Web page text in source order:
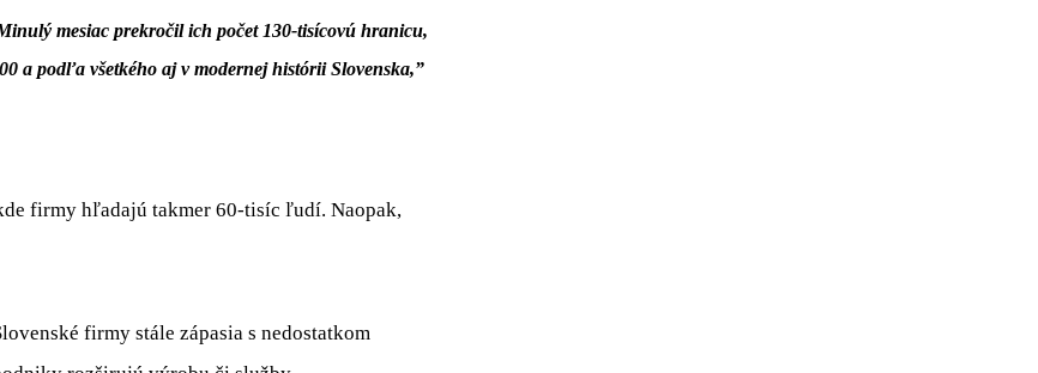
mesiac prekročil ich počet 130-tisícovú hranicu,
a podľa všetkého aj v modernej histórii Slovenska,”
firmy hľadajú takmer 60-tisíc ľudí. Naopak,
firmy stále zápasia s nedostatkom